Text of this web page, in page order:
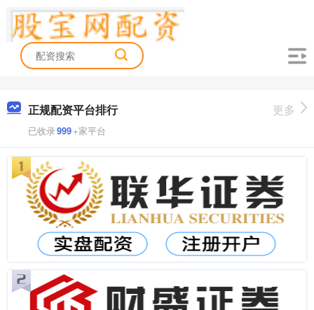
正规配资平台排行
已收录999+家平台
更多